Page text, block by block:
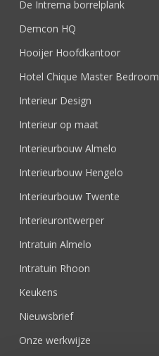
De Intrema borrelplank
Demcon HQ
Hooijer Hoofdkantoor
Hotel Chique Master Bedroom
Interieur Design
Interieur op maat
Interieurbouw Almelo
Interieurbouw Hengelo
Interieurbouw Twente
Interieurontwerper
Intratuin Almelo
Intratuin Rhoon
Keukens
Nieuwsbrief
Onze werkwijze